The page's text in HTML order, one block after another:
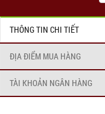
THÔNG TIN CHI TIẾT
ĐỊA ĐIỂM MUA HÀNG
TÀI KHOẢN NGÂN HÀNG